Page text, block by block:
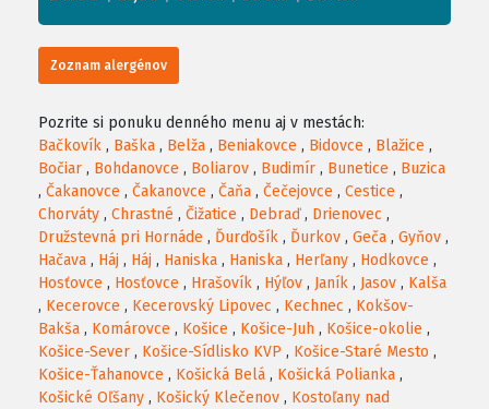
Zoznam alergénov
Pozrite si ponuku denného menu aj v mestách:
Bačkovík , Baška , Belža , Beniakovce , Bidovce , Blažice ,
Bočiar , Bohdanovce , Boliarov , Budimír , Bunetice , Buzica
, Čakanovce , Čakanovce , Čaňa , Čečejovce , Cestice ,
Chorváty , Chrastné , Čižatice , Debraď, Drienovec ,
Družstevná pri Hornáde , Ďurďošík , Ďurkov , Geča , Gyňov ,
Hačava , Háj , Háj , Haniska , Haniska , Herľany , Hodkovce ,
Hosťovce , Hosťovce , Hrašovík , Hýľov , Janík , Jasov , Kalša
, Kecerovce , Kecerovský Lipovec , Kechnec , Kokšov-
Bakša , Komárovce , Košice , Košice-Juh , Košice-okolie ,
Košice-Sever , Košice-Sídlisko KVP , Košice-Staré Mesto ,
Košice-Ťahanovce , Košická Belá , Košická Polianka ,
Košické Oľšany , Košický Klečenov , Kostoľany nad